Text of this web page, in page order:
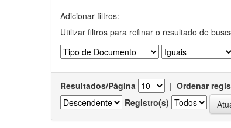
Adicionar filtros:
Utilizar filtros para refinar o resultado de
Resultados/Página | Ordenar
Registro(s)